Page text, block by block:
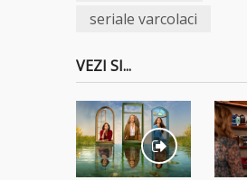
seriale varcolaci
VEZI SI...